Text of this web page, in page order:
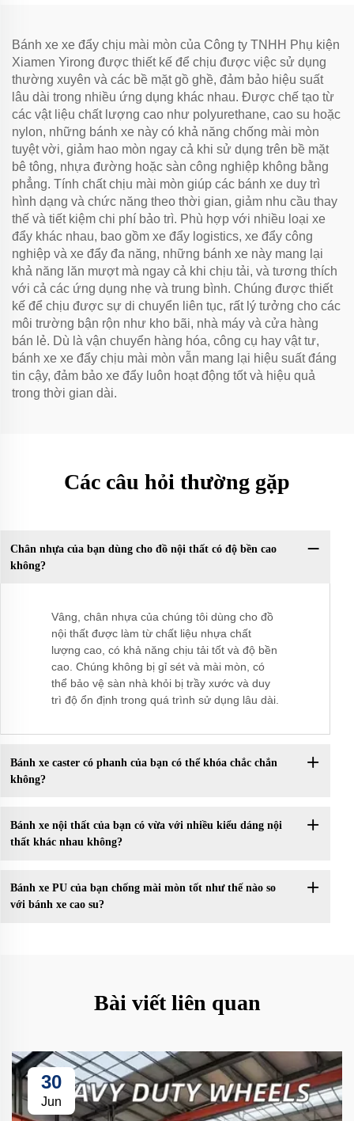
Bánh xe xe đẩy chịu mài mòn của Công ty TNHH Phụ kiện
Xiamen Yirong được thiết kế để chịu được việc sử dụng
thường xuyên và các bề mặt gồ ghề, đảm bảo hiệu suất
lâu dài trong nhiều ứng dụng khác nhau. Được chế tạo từ
các vật liệu chất lượng cao như polyurethane, cao su hoặc
nylon, những bánh xe này có khả năng chống mài mòn
tuyệt vời, giảm hao mòn ngay cả khi sử dụng trên bề mặt
bê tông, nhựa đường hoặc sàn công nghiệp không bằng
phẳng. Tính chất chịu mài mòn giúp các bánh xe duy trì
hình dạng và chức năng theo thời gian, giảm nhu cầu thay
thế và tiết kiệm chi phí bảo trì. Phù hợp với nhiều loại xe
đẩy khác nhau, bao gồm xe đẩy logistics, xe đẩy công
nghiệp và xe đẩy đa năng, những bánh xe này mang lại
khả năng lăn mượt mà ngay cả khi chịu tải, và tương thích
với cả các ứng dụng nhẹ và trung bình. Chúng được thiết
kế để chịu được sự di chuyển liên tục, rất lý tưởng cho các
môi trường bận rộn như kho bãi, nhà máy và cửa hàng
bán lẻ. Dù là vận chuyển hàng hóa, công cụ hay vật tư,
bánh xe xe đẩy chịu mài mòn vẫn mang lại hiệu suất đáng
tin cậy, đảm bảo xe đẩy luôn hoạt động tốt và hiệu quả
trong thời gian dài.
Các câu hỏi thường gặp
Chân nhựa của bạn dùng cho đồ nội thất có độ bền cao
không?
Vâng, chân nhựa của chúng tôi dùng cho đồ
nội thất được làm từ chất liệu nhựa chất
lượng cao, có khả năng chịu tải tốt và độ bền
cao. Chúng không bị gỉ sét và mài mòn, có
thể bảo vệ sàn nhà khỏi bị trầy xước và duy
trì độ ổn định trong quá trình sử dụng lâu dài.
Bánh xe caster có phanh của bạn có thể khóa chắc chắn
không?
Bánh xe nội thất của bạn có vừa với nhiều kiểu dáng nội
thất khác nhau không?
Bánh xe PU của bạn chống mài mòn tốt như thế nào so
với bánh xe cao su?
Bài viết liên quan
30
Jun